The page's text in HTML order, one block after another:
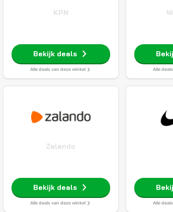
KPN
Bekijk deals
Alle deals van deze winkel Alle
Zalando
Bekijk deals
Alle deals van deze winkel Alle